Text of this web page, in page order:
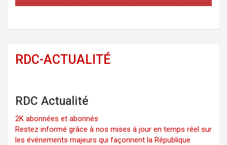
RDC-ACTUALITÉ
RDC Actualité
2K abonnées et abonnés
Restez informé grâce à nos mises à jour en temps réel sur
les événements majeurs qui façonnent la République